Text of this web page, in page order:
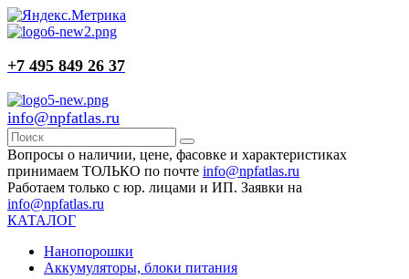
+7 495 849 26 37
info@npfatlas.ru
Вопросы о наличии, цене, фасовке и характеристиках
принимаем ТОЛЬКО по почте info@npfatlas.ru
Работаем только с юр. лицами и ИП. Заявки на
info@npfatlas.ru
КАТАЛОГ
Нанопорошки
Аккумуляторы, блоки питания